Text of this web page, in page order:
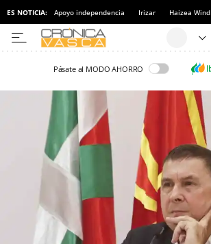
ES NOTICIA: Apoyo independencia Irizar Haizea Wind
Pásate al MODO AHORRO